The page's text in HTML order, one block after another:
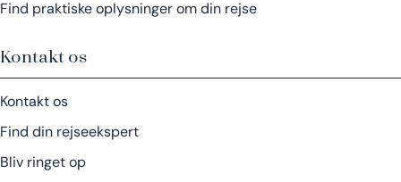
Find praktiske oplysninger om din rejse
Kontakt os
Kontakt os
Find din rejseekspert
Bliv ringet op